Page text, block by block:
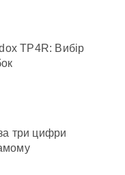
TP4R: Вибір
три цифри